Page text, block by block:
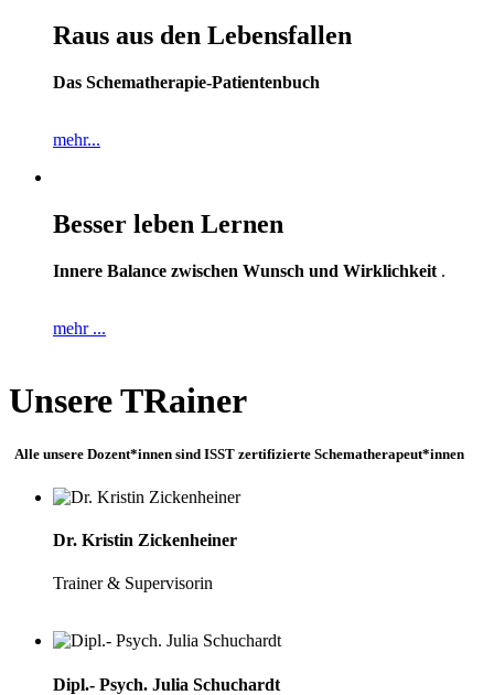
Raus aus den Lebensfallen
Das Schematherapie-Patientenbuch
mehr...
Besser leben Lernen
Innere Balance zwischen Wunsch und Wirklichkeit .
mehr ...
Unsere TRainer
Alle unsere Dozent*innen sind ISST zertifizierte Schematherapeut*innen
Dr. Kristin Zickenheiner
Trainer & Supervisorin
Dipl.- Psych. Julia Schuchardt